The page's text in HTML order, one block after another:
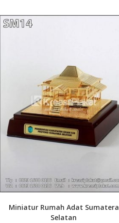
Miniatur Rumah Adat Sumatera
Selatan